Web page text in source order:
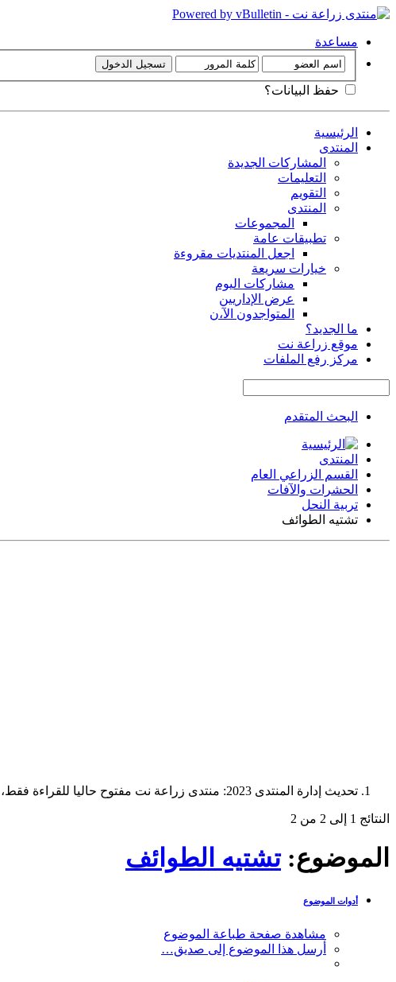
مساعدة
حفظ البيانات؟
الرئيسية
المنتدى
المشاركات الجديدة
التعليمات
التقويم
المنتدى
المجموعات
تطبيقات عامة
اجعل المنتديات مقروءة
خيارات سريعة
مشاركات اليوم
عرض الإداريين
المتواجدون الآ،ن
ما الجديد؟
موقع زراعة نت
مركز رفع الملفات
البحث المتقدم
المنتدى
القسم الزراعي العام
الحشرات والآفات
تربية النحل
تشتيه الطوائف
تحديث إدارة المنتدى 2023: منتدى زراعة نت مفتوح حاليا للقراءة فقط، ولا يقبل مشاركات جديدة. يمكنكم استخدام الشريط الظاهر أعلاه للبحث في كافة مواضيع المدوّنة والمنتدى.
النتائج 1 إلى 2 من 2
الموضوع:تشتيه الطوائف
أدوات الموضوع
مشاهدة صفحة طباعة الموضوع
أرسل هذا الموضوع إلى صديق…